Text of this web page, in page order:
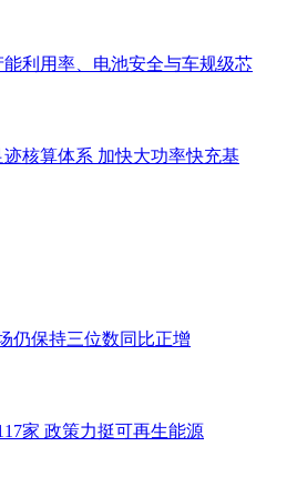
利用率、电池安全与车规级芯
核算体系 加快大功率快充基
仍保持三位数同比正增
家 政策力挺可再生能源